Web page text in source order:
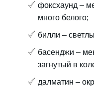
фоксхаунд –
много белого;
билли –
басенджи –
загнутый в
далматин –